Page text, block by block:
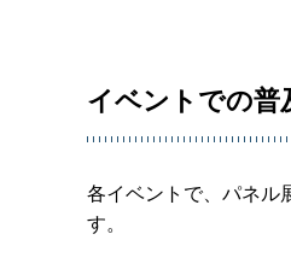
イベントでの普
各イベントで、パネル
す。